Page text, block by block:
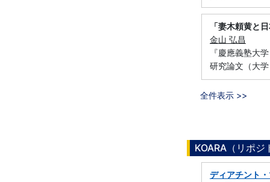
「妻木頼黄と
金山 弘昌
『慶應義塾
研究論文（大
全件表示 >>
KOARA（リポ
ディアチント